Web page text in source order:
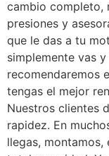
cambio completo,
presiones y
que le das a tu
simplemente vas
recomendaremos
tengas el mejor
Nuestros clientes
rapidez. En
llegas,